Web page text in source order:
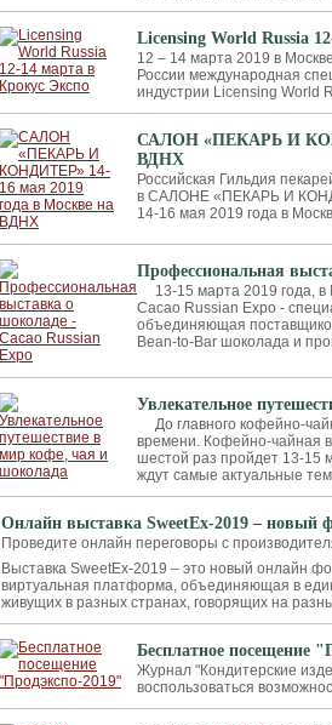
Licensing World Russia
12 – 14 марта 2019 в
России международная
индустрии Licensing World
САЛОН «ПЕКАРЬ И
ВДНХ
Российская Гильдия
в САЛОНЕ «ПЕКАРЬ И
14-16 мая 2019 года в
Профессиональная
13-15 марта 2019 года, в
Cacao Russian Expo -
объединяющая
Bean-to-Bar шоколада и
Увлекательное
До главного кофейно-
времени. Кофейно-чайная
шестой раз пройдет 13-15
ждут самые актуальные
Онлайн выставка SweetEx-2019 – новый
Проведите онлайн переговоры с
Выставка SweetEx-2019 – это новый онлайн
виртуальная платформа, объединяющая в
живущих в разных странах, говорящих на
Бесплатное посещение
Журнал "Кондитерские
воспользоваться